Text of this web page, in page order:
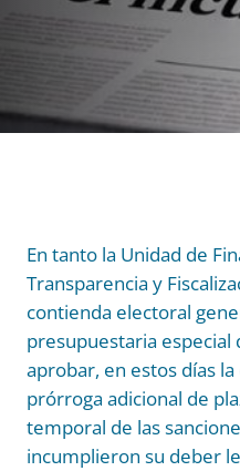
En tanto la Unidad de
Transparencia y
contienda electoral
presupuestaria especial
aprobar, en estos días
prórroga adicional de
temporal de las
incumplieron su deber